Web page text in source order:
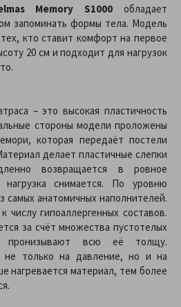
Memory S1000 обладает
запоминать формы тела. Модель
кто ставит комфорт на первое
20 см и подходит для нагрузок
– это высокая пластичность
стороны модели проложены
которая передаёт постели
делает пластичные слепки
возвращается в ровное
нагрузка снимается. По уровню
самых анатомичных наполнителей.
числу гипоаллергенных составов.
за счёт множества пустотелых
пронизывают всю её толщу.
не только на давление, но и на
нагревается материал, тем более